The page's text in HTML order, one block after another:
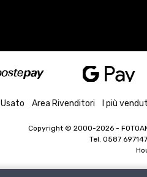
Usato Area Rivenditori I più
Copyright © 2000-2026 -
Tel. 0587